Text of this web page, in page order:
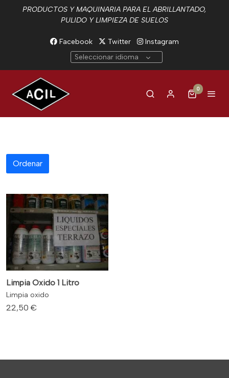
PRODUCTOS Y MAQUINARIA PARA EL ABRILLANTADO,
PULIDO Y LIMPIEZA DE SUELOS
Facebook Twitter
Instagram
Seleccionar idioma
0
Ordenar
Limpia Oxido 1 Litro
Limpia oxido
22,50 €